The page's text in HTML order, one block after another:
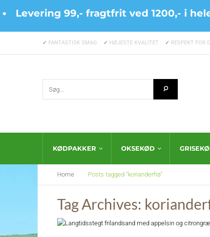
Levering 99,- fragtfrit ved 1200,- i
✓ FANTASTISK SMAG ✓ HØJESTE KVALITET ✓ RESPEKT FOR
KØDPAKKER OKSEKØD
Home Posts tagged "korianderfrø"
Tag Archives: